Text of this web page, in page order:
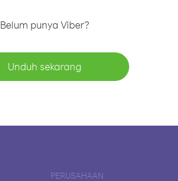
Belum punya Viber?
Unduh sekarang
PERUSAHAAN